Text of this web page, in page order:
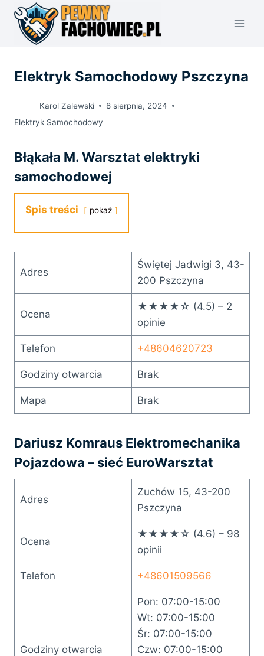
Przejdź
treści
Elektryk Samochodowy Pszczyna
Karol Zalewski
8 sierpnia, 2024
Elektryk Samochodowy
Błąkała M. Warsztat elektryki
samochodowej
Spis treści pokaż
Adres
Świętej Jadwigi 3, 43-
200 Pszczyna
Ocena
★★★★☆ (4.5) – 2
opinie
Telefon +48604620723
Godziny otwarcia Brak
Mapa Brak
Dariusz Komraus Elektromechanika
Pojazdowa – sieć EuroWarsztat
Adres
Zuchów 15, 43-200
Pszczyna
Ocena
★★★★☆ (4.6) – 98
opinii
Telefon +48601509566
Godziny otwarcia
Pon: 07:00-15:00
Wt: 07:00-15:00
Śr: 07:00-15:00
Czw: 07:00-15:00